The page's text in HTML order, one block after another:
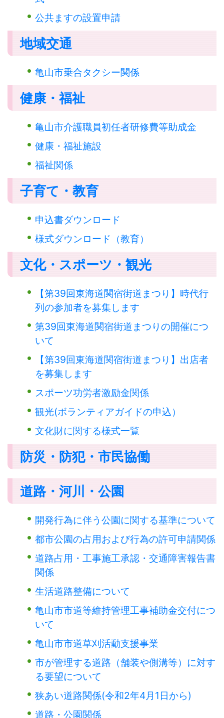
公共ますの設置申請
地域交通
亀山市乗合タクシー関係
健康・福祉
亀山市介護職員初任者研修費等助成金
健康・福祉施設
福祉関係
子育て・教育
申込書ダウンロード
様式ダウンロード（教育）
文化・スポーツ・観光
【第39回東海道関宿街道まつり】時代行
列の参加者を募集します
第39回東海道関宿街道まつりの開催につ
いて
【第39回東海道関宿街道まつり】出店者
を募集します
スポーツ功労者激励金関係
観光(ボランティアガイドの申込）
文化財に関する様式一覧
防災・防犯・市民協働
道路・河川・公園
開発行為に伴う公園に関する基準について
都市公園の占用および行為の許可申請関係
道路占用・工事施工承認・交通障害報告書
関係
生活道路整備について
亀山市市道等維持管理工事補助金交付につ
いて
亀山市市道草刈活動支援事業
市が管理する道路（舗装や側溝等）に対す
る要望について
狭あい道路関係(令和2年4月1日から)
道路・公園関係